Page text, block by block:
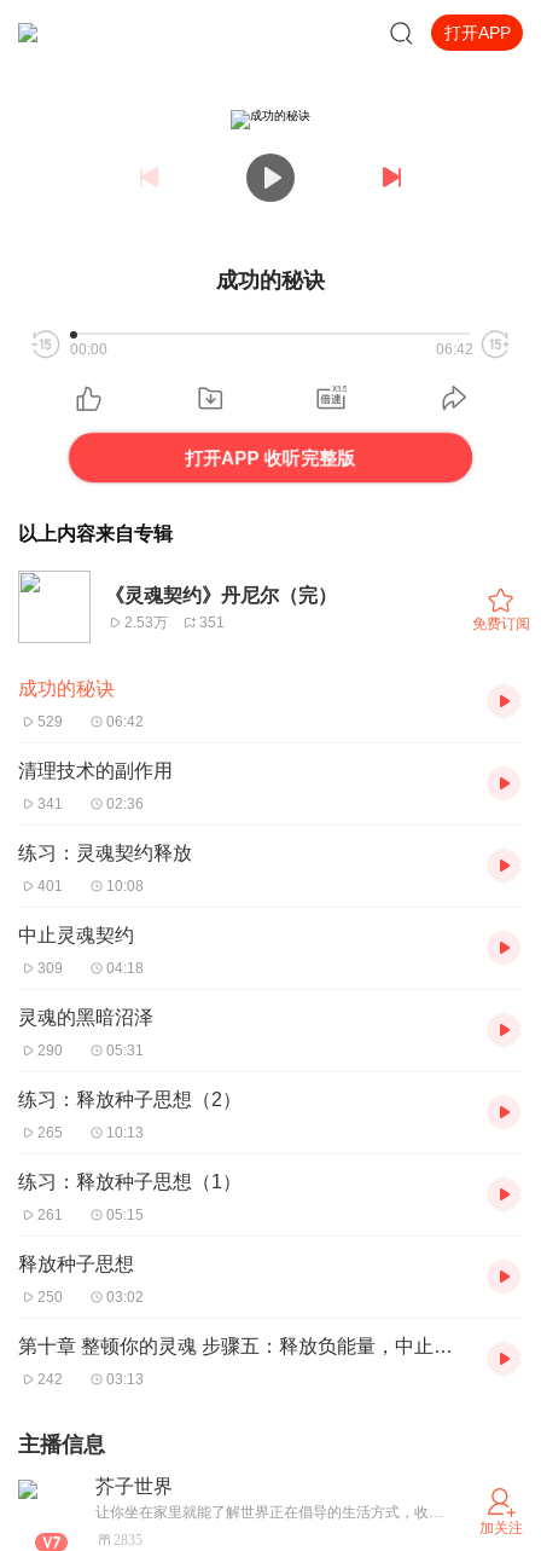
打开APP
成功的秘诀
00:00 06:42
打开APP 收听完整版
以上内容来自专辑
《灵魂契约》丹尼尔（完）
2.53万 351 免费订阅
成功的秘诀
529 06:42
清理技术的副作用
341 02:36
练习：灵魂契约释放
401 10:08
中止灵魂契约
309 04:18
灵魂的黑暗沼泽
290 05:31
练习：释放种子思想（2）
265 10:13
练习：释放种子思想（1）
261 05:15
释放种子思想
250 03:02
第十章 整顿你的灵魂 步骤五：释放负能量，中止灵魂契约
242 03:13
主播信息
芥子世界
让你坐在家里就能了解世界正在倡导的生活方式，收获身体的健康和心灵的成长
2835
加关注